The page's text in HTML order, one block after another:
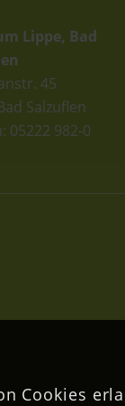
Lippe, Bad
45
Salzuflen
05222 982-0
Cookies